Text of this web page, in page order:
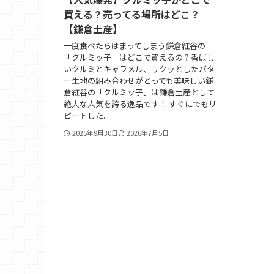
買える？売ってる場所はどこ？
【鎌倉土産】
一度食べたらはまってしまう鎌倉紅谷の
「クルミッ子」はどこで買えるの？香ばし
いクルミとキャラメル、サクッとしたバタ
ー生地の組み合わせがとっても美味しい鎌
倉紅谷の「クルミッ子」は鎌倉土産として
絶大な人気を誇る逸品です！ すぐにでもリ
ピートした...
2025年9月30日 2026年7月5日